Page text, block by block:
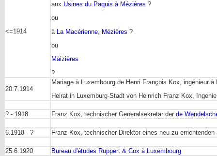
<=1914
aux Usines du Paquis à Mézières ?
ou
à La Macérienne, Mézières ?
ou
Maizières
?
20.7.1914
Mariage à Luxembourg de Henri François Kox, ingénieur
Heirat in Luxemburg-Stadt von Heinrich Franz Kox,
? - 1918 Franz Kox, technischer Generalsekretär der de
6.1918 - ? Franz Kox, technischer Direktor eines neu zu errichtenden
25.6.1920 Bureau d'études Ruppert & Cox à Luxembourg